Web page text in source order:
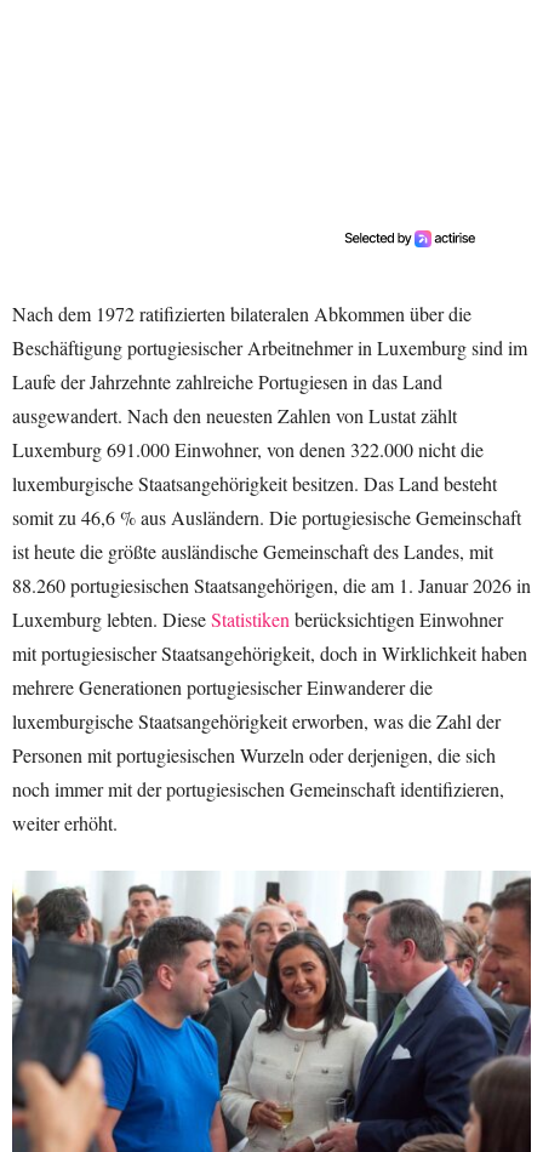
Nach dem 1972 ratifizierten bilateralen Abkommen über die
Beschäftigung portugiesischer Arbeitnehmer in Luxemburg sind im
Laufe der Jahrzehnte zahlreiche Portugiesen in das Land
ausgewandert. Nach den neuesten Zahlen von Lustat zählt
Luxemburg 691.000 Einwohner, von denen 322.000 nicht die
luxemburgische Staatsangehörigkeit besitzen. Das Land besteht
somit zu 46,6 % aus Ausländern. Die portugiesische Gemeinschaft
ist heute die größte ausländische Gemeinschaft des Landes, mit
88.260 portugiesischen Staatsangehörigen, die am 1. Januar 2026 in
Luxemburg lebten. DieseStatistiken berücksichtigen Einwohner
mit portugiesischer Staatsangehörigkeit, doch in Wirklichkeit haben
mehrere Generationen portugiesischer Einwanderer die
luxemburgische Staatsangehörigkeit erworben, was die Zahl der
Personen mit portugiesischen Wurzeln oder derjenigen, die sich
noch immer mit der portugiesischen Gemeinschaft identifizieren,
weiter erhöht.